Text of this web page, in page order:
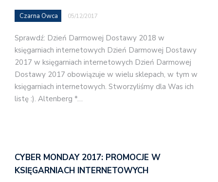
Czarna Owca 05/12/2017
Sprawdź: Dzień Darmowej Dostawy 2018 w
księgarniach internetowych Dzień Darmowej Dostawy
2017 w księgarniach internetowych Dzień Darmowej
Dostawy 2017 obowiązuje w wielu sklepach, w tym w
księgarniach internetowych. Stworzyliśmy dla Was ich
listę :). Altenberg *…
CYBER MONDAY 2017: PROMOCJE W
KSIĘGARNIACH INTERNETOWYCH